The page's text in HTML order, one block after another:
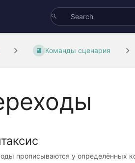
Команды сценария
прописываются у определённых